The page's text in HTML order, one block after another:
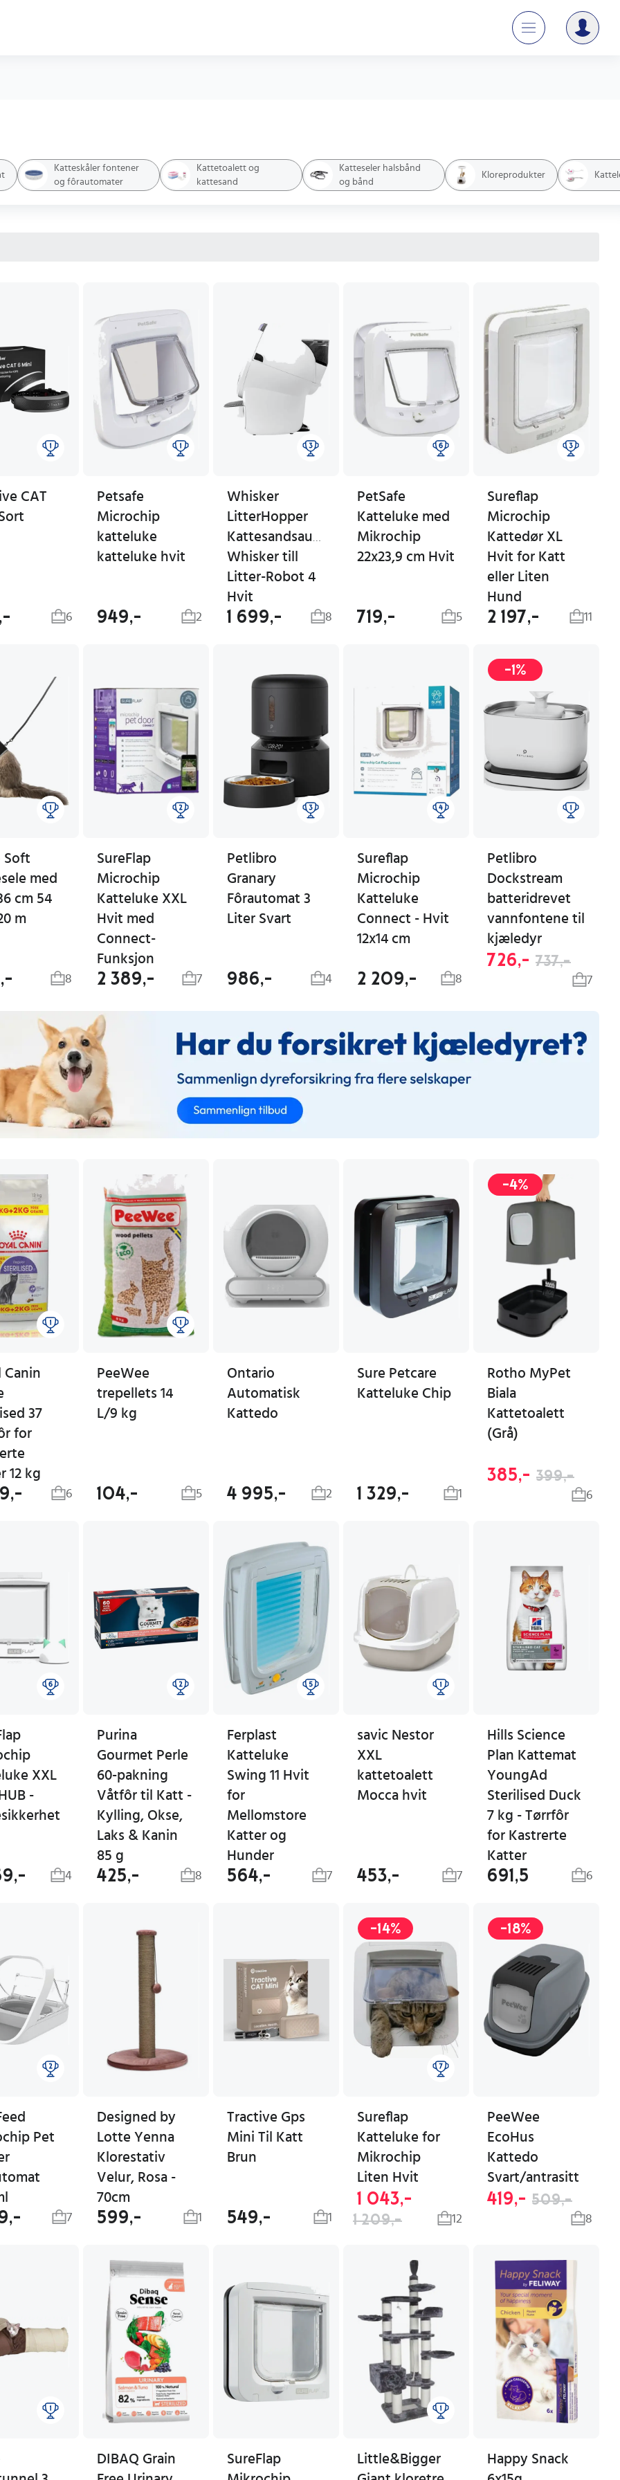
Katteskåler fontener
og fôrautomater
Kattetoalett og
kattesand
Katteseler halsbånd
og bånd
Kloreprodukter
CAT
6
Petsafe
Microchip
katteluke
katteluke hvit
949,- 2
Whisker
LitterHopper
Kattesandsautomat
Whisker till
Litter-Robot 4
Hvit
1 699,- 8
PetSafe
Katteluke med
Mikrochip
22x23,9 cm Hvit
719,- 5
Sureflap
Microchip
Kattedør XL
Hvit for Katt
eller Liten
Hund
2 197,- 11
Soft
med
cm 54
m
8
SureFlap
Microchip
Katteluke XXL
Hvit med
Connect-
Funksjon
2 389,- 7
Petlibro
Granary
Fôrautomat 3
Liter Svart
986,- 4
Sureflap
Microchip
Katteluke
Connect - Hvit
12x14 cm
2 209,- 8
-1%
Petlibro
Dockstream
batteridrevet
vannfontene til
kjæledyr
726,- 737,-
7
Canin
37
for
12 kg
6
PeeWee
trepellets 14
L/9 kg
104,- 5
Ontario
Automatisk
Kattedo
4 995,- 2
Sure Petcare
Katteluke Chip
1 329,- 1
-4%
Rotho MyPet
Biala
Kattetoalett
(Grå)
385,- 399,-
6
XXL
-
4
Purina
Gourmet Perle
60-pakning
Våtfôr til Katt -
Kylling, Okse,
Laks & Kanin
85 g
425,- 8
Ferplast
Katteluke
Swing 11 Hvit
for
Mellomstore
Katter og
Hunder
564,- 7
savic Nestor
XXL
kattetoalett
Mocca hvit
453,- 7
Hills Science
Plan Kattemat
YoungAd
Sterilised Duck
7 kg - Tørrfôr
for Kastrerte
Katter
691,5 6
Pet
7
Designed by
Lotte Yenna
Klorestativ
Velur, Rosa -
70cm
599,- 1
Tractive Gps
Mini Til Katt
Brun
549,- 1
-14%
Sureflap
Katteluke for
Mikrochip
Liten Hvit
1 043,-
1 209,- 12
-18%
PeeWee
EcoHus
Kattedo
Svart/antrasitt
419,- 509,-
8
DIBAQ Grain
SureFlap
Little&Bigger
Happy Snack